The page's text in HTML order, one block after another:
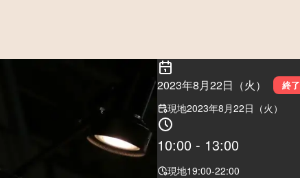
2023年8月22日（火） 終了
現地2023年8月22日（火）
10:00 - 13:00
現地19:00-22:00